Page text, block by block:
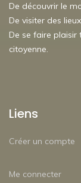
De découvrir le
De visiter des
De se faire
citoyenne.
Liens
Créer un compte
Me connecter